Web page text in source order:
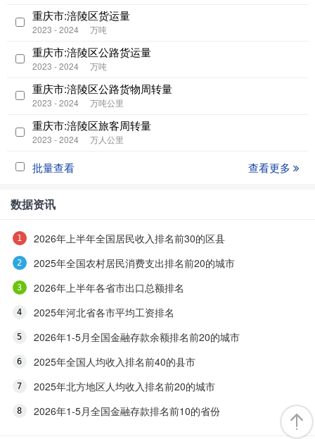
重庆市:涪陵区货运量
2023 - 2024 万吨
重庆市:涪陵区公路货运量
2023 - 2024 万吨
重庆市:涪陵区公路货物周转量
2023 - 2024 万吨公里
重庆市:涪陵区旅客周转量
2023 - 2024 万人公里
批量查看 查看更多
数据资讯
2026年上半年全国居民收入排名前30的区县
2025年全国农村居民消费支出排名前20的城市
2026年上半年各省市出口总额排名
2025年河北省各市平均工资排名
2026年1-5月全国金融存款余额排名前20的城市
2025年全国人均收入排名前40的县市
2025年北方地区人均收入排名前20的城市
2026年1-5月全国金融存款排名前10的省份